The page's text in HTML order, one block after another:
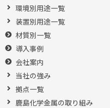
環境別用途一覧
装置別用途一覧
材質別一覧
導入事例
会社案内
当社の強み
拠点一覧
鹿島化学金属の取り組み